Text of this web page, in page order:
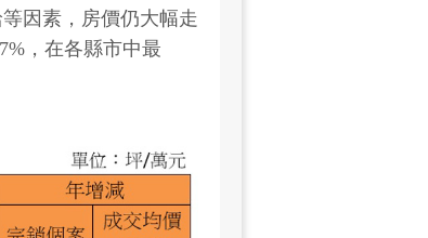
因素，房價仍大幅走
，在各縣市中最